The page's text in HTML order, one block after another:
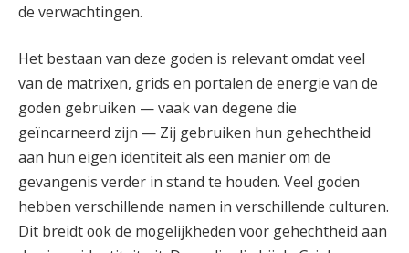
de verwachtingen.
Het bestaan van deze goden is relevant omdat veel
van de matrixen, grids en portalen de energie van de
goden gebruiken — vaak van degene die
geïncarneerd zijn — Zij gebruiken hun gehechtheid
aan hun eigen identiteit als een manier om de
gevangenis verder in stand te houden. Veel goden
hebben verschillende namen in verschillende culturen.
Dit breidt ook de mogelijkheden voor gehechtheid aan